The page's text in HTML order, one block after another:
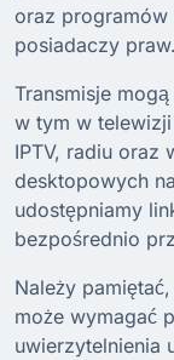
oraz programów
posiadaczy praw.
Transmisje
w tym w
IPTV, radiu oraz
desktopowych
udostępniamy
bezpośrednio
Należy
może wymagać
uwierzytelnienia